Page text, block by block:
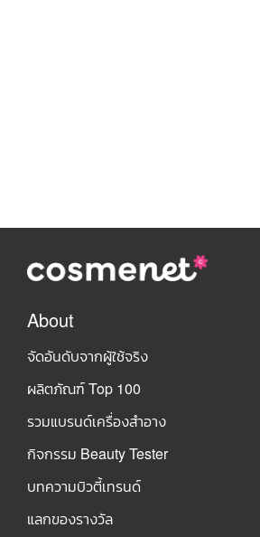
About
จัดอันดับจากผู้ใช้จริง
ผลิตภัณฑ์ Top 100
รวมแบรนด์เครื่องสำอาง
กิจกรรม Beauty Tester
บทความบิวตี้เทรนด์
แลกของรางวัล